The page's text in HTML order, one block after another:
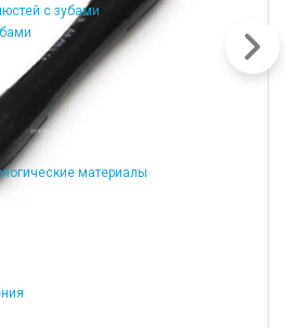
с зубами
материалы